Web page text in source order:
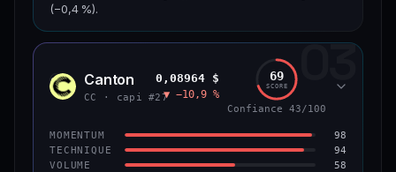
(−0,4 %).
CAP. MARCHÉ VOLUME 24 H
VAR. 7 J VAR. 30 J
−8,8 %
VS ATH
−96,0 %
RANG CAPI.
#97
03
CC Canton
CC · capi #27
0,08964 $
▼ −10,9 %
69
SCORE
Confiance 43/100
MOMENTUM 98
TECHNIQUE 94
VOLUME 58